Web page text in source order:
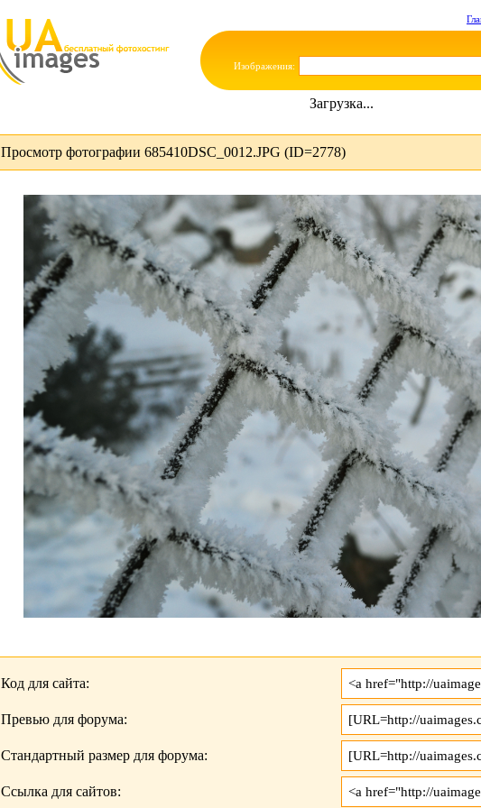
Изображения:
Загрузка...
Просмотр фотографии 685410DSC_0012.JPG (ID=2778)
Код для сайта:
Превью для форума:
Стандартный размер для форума:
Ссылка для сайтов: